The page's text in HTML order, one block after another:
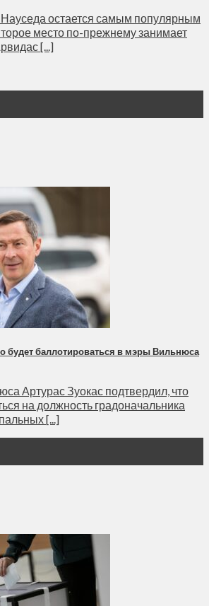
остается самым популярным
место по-прежнему занимает
[...]
будет баллотироваться в мэры Вильнюса
Артурас Зуокас подтвердил, что
на должность градоначальника
[...]